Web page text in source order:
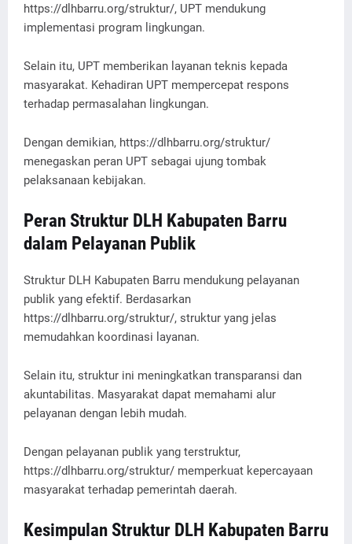
https://dlhbarru.org/struktur/, UPT mendukung
implementasi program lingkungan.
Selain itu, UPT memberikan layanan teknis kepada
masyarakat. Kehadiran UPT mempercepat respons
terhadap permasalahan lingkungan.
Dengan demikian, https://dlhbarru.org/struktur/
menegaskan peran UPT sebagai ujung tombak
pelaksanaan kebijakan.
Peran Struktur DLH Kabupaten Barru
dalam Pelayanan Publik
Struktur DLH Kabupaten Barru mendukung pelayanan
publik yang efektif. Berdasarkan
https://dlhbarru.org/struktur/, struktur yang jelas
memudahkan koordinasi layanan.
Selain itu, struktur ini meningkatkan transparansi dan
akuntabilitas. Masyarakat dapat memahami alur
pelayanan dengan lebih mudah.
Dengan pelayanan publik yang terstruktur,
https://dlhbarru.org/struktur/ memperkuat kepercayaan
masyarakat terhadap pemerintah daerah.
Kesimpulan Struktur DLH Kabupaten Barru